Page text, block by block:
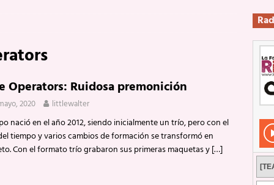
El rock urbano sigue en buenas manos
que van a escucharte te saludan
Rockeros certificados
ENTREVISTAS
2 de mayo de 2026 en Fuengirola
Su ‘aullido’ retumbó ferozmente en Fuengirola.
REPORTAJES
La historia de Nintendo Vol. 2 PUBLICACIONES
Operators: Ruidosa premonición
2020 littlewalter
nació en el año 2012, siendo inicialmente un trío, pero con el
tiempo y varios cambios de formación se transformó en
Con el formato trío grabaron sus primeras maquetas y[…]